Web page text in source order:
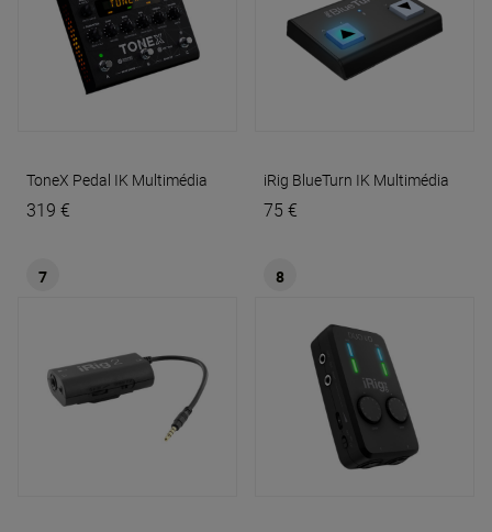
ToneX Pedal IK Multimédia
319 €
iRig BlueTurn IK Multimédia
75 €
7 8